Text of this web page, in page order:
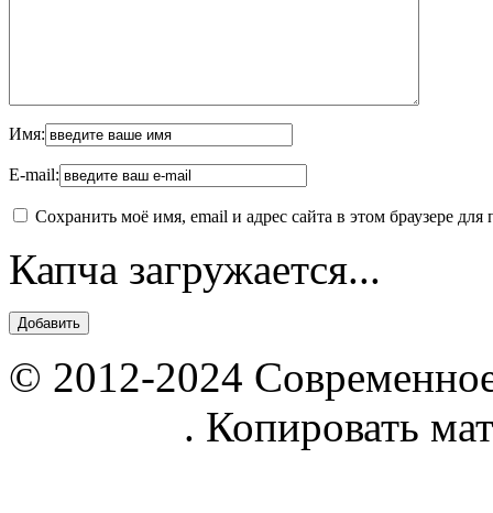
Имя:
E-mail:
Сохранить моё имя, email и адрес сайта в этом браузере
Капча загружается...
© 2012-2024
. Копировать